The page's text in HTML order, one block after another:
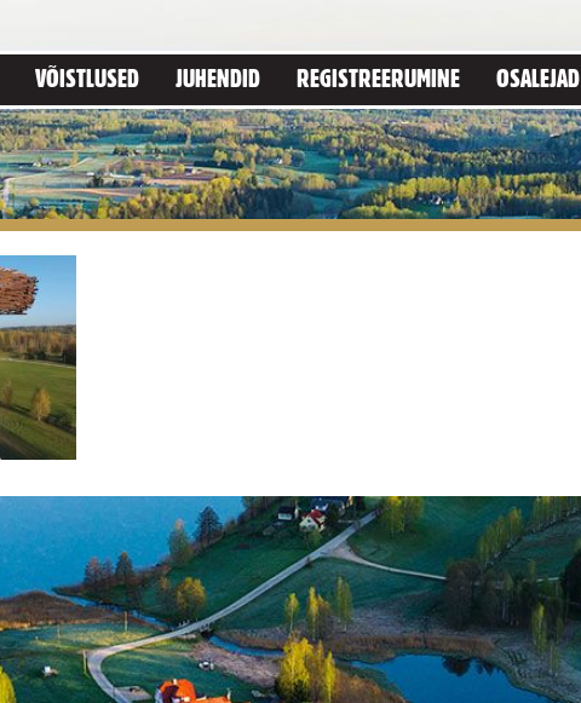
VÕISTLUSED JUHENDID REGISTREERUMINE OSALEJAD